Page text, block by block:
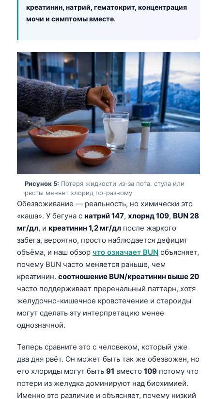
креатинин, натрий, гематокрит, концентрация
мочи и симптомы вместе.
Рисунок 5: Потеря жидкости из-за пота, стула или
рвоты меняет хлорид по-разному
Обезвоживание — реальность, но химически это
«каша». У бегуна с натрий 147, хлорид 109, BUN 28
мг/дл, и креатинин 1,2 мг/дл после жаркого
забега, вероятно, просто наблюдается дефицит
объёма, и наш обзор что означает BUN объясняет,
почему BUN часто меняется раньше, чем
креатинин. соотношение BUN/креатинин выше 20
часто поддерживает преренальный паттерн, хотя
желудочно-кишечное кровотечение и стероиды
могут сделать эту интерпретацию менее
однозначной.
Теперь сравните это с человеком, который уже
два дня рвёт. Он может быть так же обезвожен, но
его хлориды могут быть 91 вместо 109 потому что
потери из желудка доминируют над биохимией.
Именно это различие и объясняет, почему низкий
Shqip
বাংলা
తెలుగు
தமிழ்
ગુજરાતી
ಕನ್ನಡ
മലയാളം
Bahasa Melayu
Tiếng Việt
ไทย
ភាសាខ្មែរ
Kiswahili
አማርኛ
Українська
O‘zbekcha
Català
Қазақ тілі
Suomi
Slovenčina